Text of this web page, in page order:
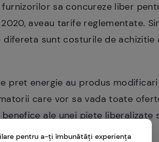
sa concureze liber
aveau tarife reglementate.
sunt costurile de achizitie
pret energie au produs
care vor sa vada toate
ale unei piete liberalizate
pentru a-ți îmbunătăți experiența